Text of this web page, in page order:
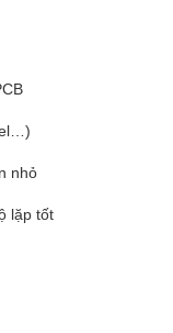
nhỏ
lặp tốt